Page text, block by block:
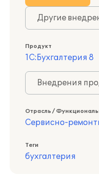
Другие
Продукт
1С:Бухгалтерия 8
Внедрения
Отрасль /
Сервисно-
Теги
бухгалтерия